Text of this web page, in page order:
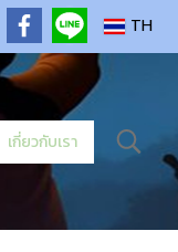
TH
เกี่ยวกับเรา